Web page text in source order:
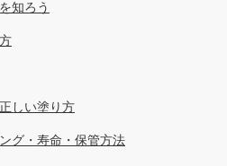
知ろう
しい塗り方
グ・寿命・保管方法